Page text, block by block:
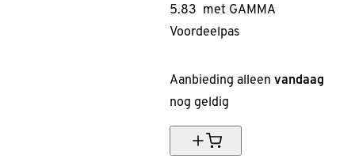
5.83
met GAMMA
Voordeelpas
Aanbieding alleen vandaag
nog geldig